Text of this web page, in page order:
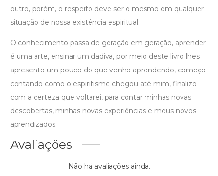
outro, porém, o respeito deve ser o mesmo em qualquer
situação de nossa existência espiritual.
O conhecimento passa de geração em geração, aprender
é uma arte, ensinar um dadiva, por meio deste livro lhes
apresento um pouco do que venho aprendendo, começo
contando como o espiritismo chegou até mim, finalizo
com a certeza que voltarei, para contar minhas novas
descobertas, minhas novas experiências e meus novos
aprendizados.
Avaliações
Não há avaliações ainda.